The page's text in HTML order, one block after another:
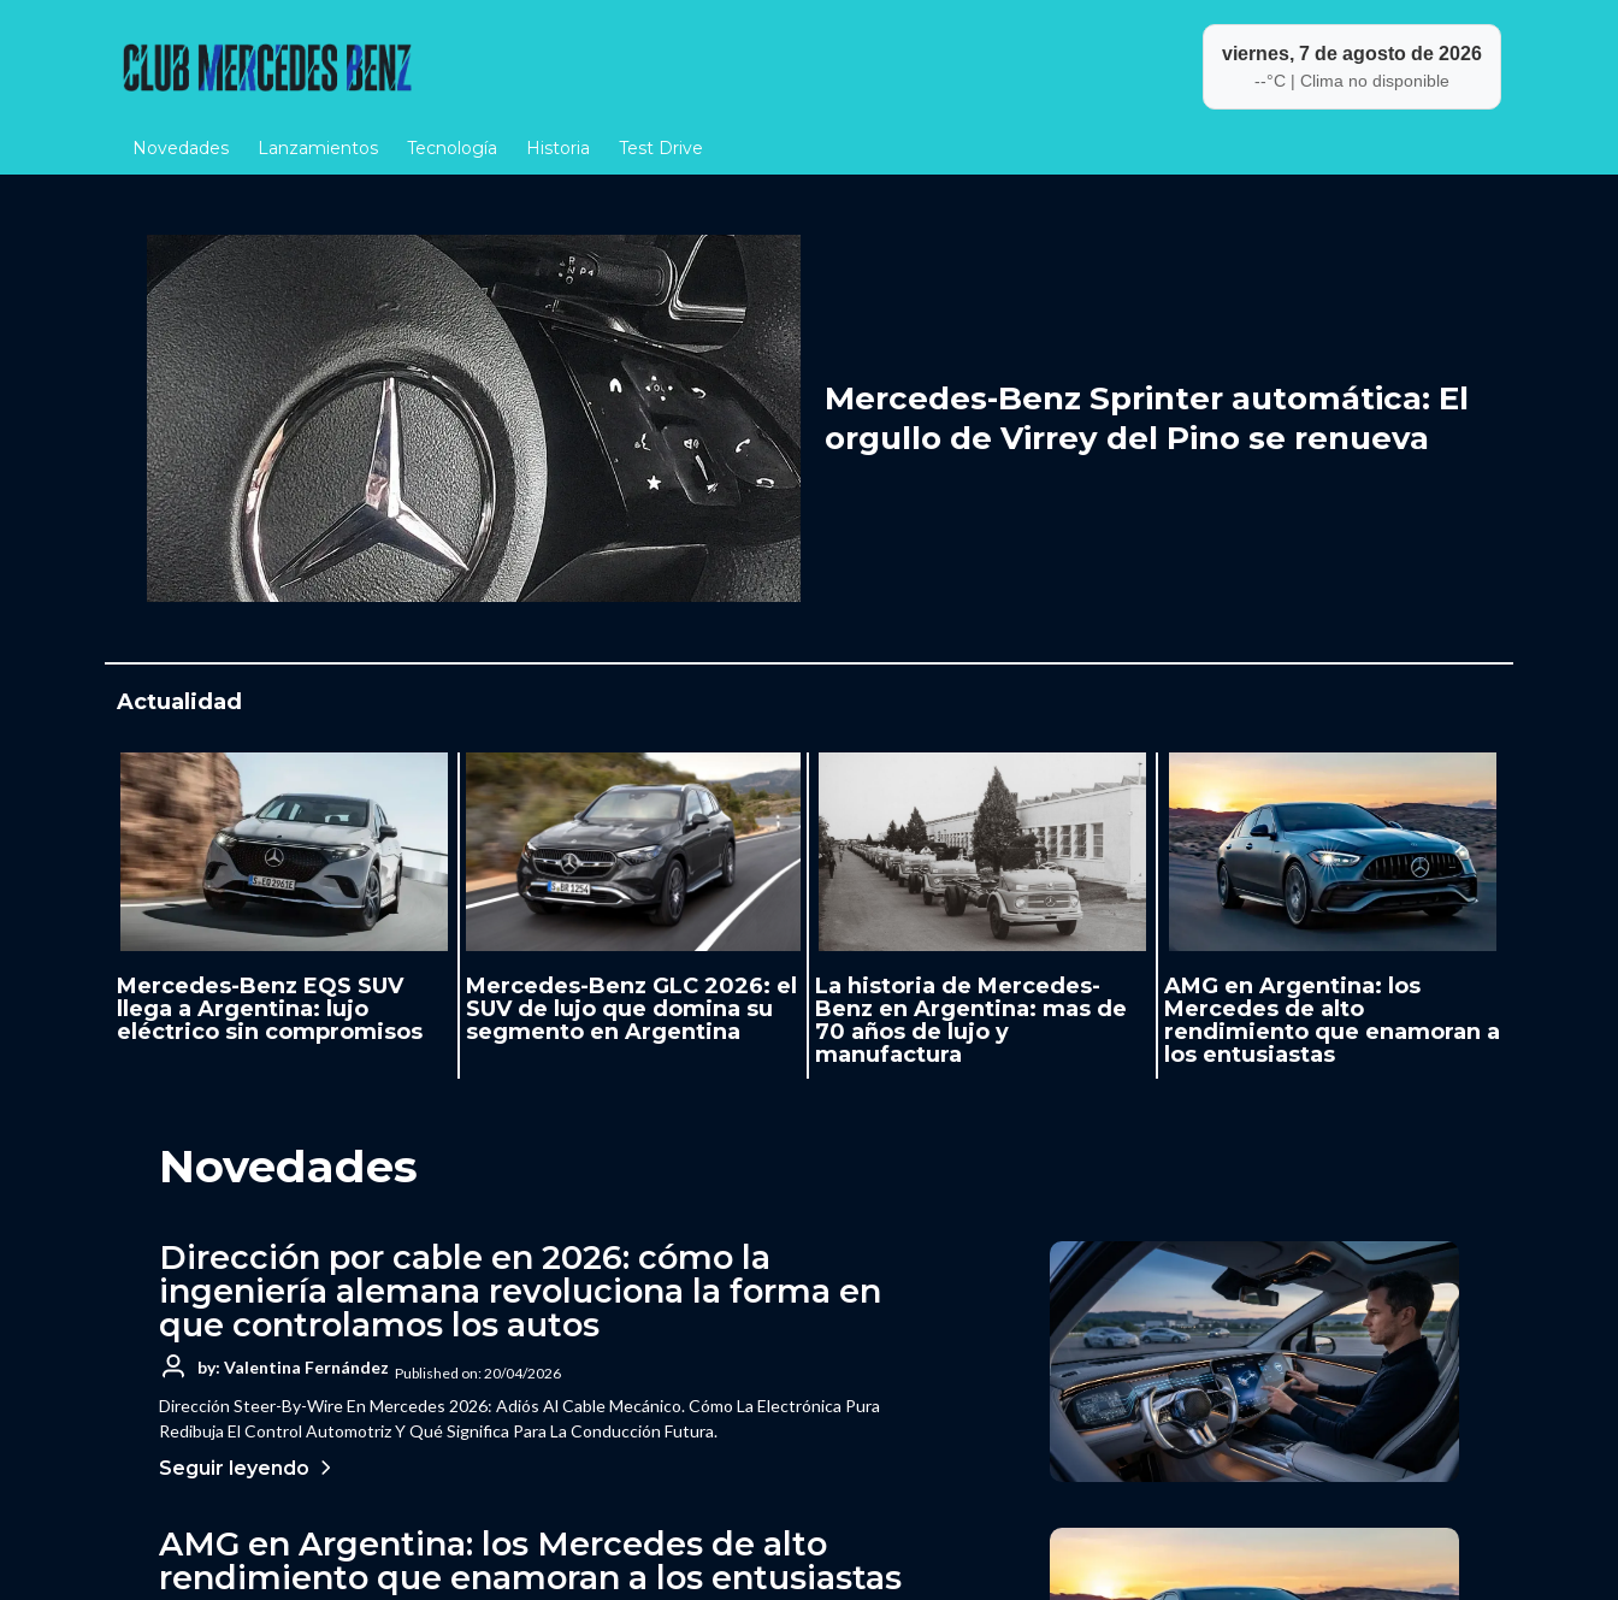
viernes, 7 de agosto de 2026
--°C | Clima no disponible
Novedades Lanzamientos Tecnología Historia Test Drive
Mercedes-Benz Sprinter automática: El
orgullo de Virrey del Pino se renueva
Actualidad
Mercedes-Benz EQS SUV
llega a Argentina: lujo
eléctrico sin compromisos
Mercedes-Benz GLC 2026: el
SUV de lujo que domina su
segmento en Argentina
La historia de Mercedes-
Benz en Argentina: mas de
70 años de lujo y
manufactura
AMG en Argentina: los
Mercedes de alto
rendimiento que enamoran a
los entusiastas
Novedades
Dirección por cable en 2026: cómo la
ingeniería alemana revoluciona la forma en
que controlamos los autos
by: Valentina Fernández Published on: 20/04/2026
Dirección Steer-By-Wire En Mercedes 2026: Adiós Al Cable Mecánico. Cómo La Electrónica Pura
Redibuja El Control Automotriz Y Qué Significa Para La Conducción Futura.
Seguir leyendo
AMG en Argentina: los Mercedes de alto
rendimiento que enamoran a los entusiastas